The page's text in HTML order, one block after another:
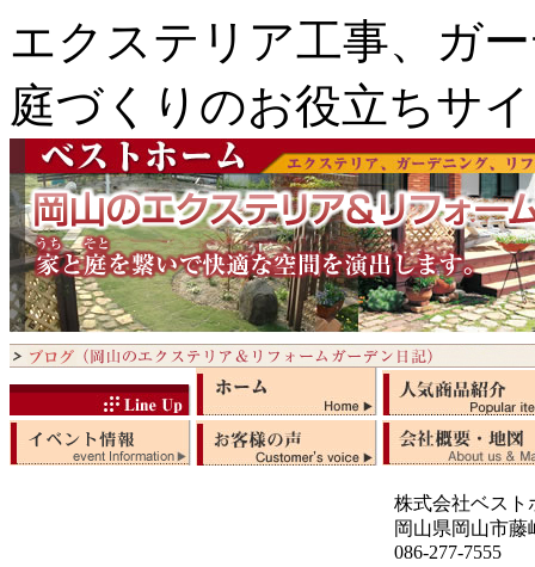
エクステリア工事、ガ
庭づくりのお役立ちサ
株式会社ベスト
岡山県岡山市藤
086-277-7555